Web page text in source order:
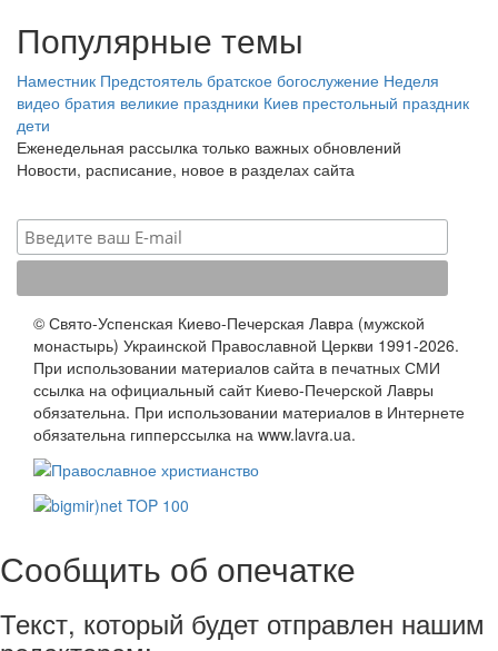
Популярные темы
Наместник Предстоятель братское богослужение Неделя
видео братия великие праздники Киев престольный праздник
дети
Еженедельная рассылка только важных обновлений
Новости, расписание, новое в разделах сайта
© Свято-Успенская Киево-Печерская Лавра (мужской
монастырь) Украинской Православной Церкви 1991-2026.
При использовании материалов сайта в печатных СМИ
ссылка на официальный сайт Киево-Печерской Лавры
обязательна. При использовании материалов в Интернете
обязательна гипперссылка на www.lavra.ua.
Сообщить об опечатке
Текст, который будет отправлен нашим